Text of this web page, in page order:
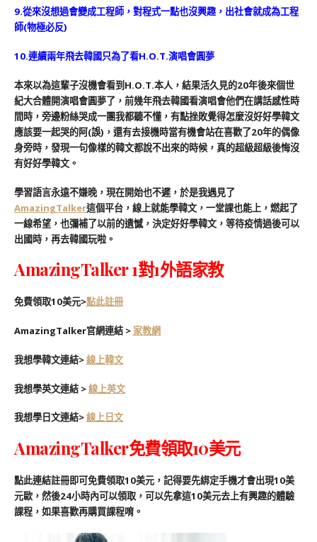
9.從來沒想過會變成工程師，對程式一點也沒興趣，出社會就成為工程
師(物極必反)
10.連續兩年飛去韓國只為了看H.O.T.演唱會圓夢
本來以為這輩子沒機會看到H.O.T.本人，結果活久見的20年後來個世
紀大合體開演唱會圓夢了， 前幾年飛去韓國看演唱會他們在講話感性時
間時，旁邊粉絲哭成一團我都聽不懂，有點挫敗覺得怎麼沒好好學韓文
應該要一起哭的阿(誤)，還有去接機時當有機會站在喜歡了20年的偶像
身旁時，發現一句像樣的韓文都說不出來的時候，真的超級超級後悔沒
有好好學韓文。
學習語言永遠不嫌晚，現在開始也不遲，於是我遇見了
AmazingTalker這個平台，線上就能學韓文，一堂課也能上，燃起了
一線希望，也彌補了以前的遺憾，決定好好學韓文，等待疫情過後可以
出國時，再去韓國玩啦。
AmazingTalker 1對1外語家教
免費領取10美元>點此註冊
AmazingTalker官網連結 > 家教網
我想學韓文連結>線上韓⽂
我想學英文連結 >線上英文
我想學日文連結>線上⽇⽂
AmazingTalker免費領取10美元
點此連結註冊即可免費領取10美元，記得要先綁定手機才會出現10美
元歐，然後24小時內可以領取，可以先拿這10美元去上有興趣的體驗
課程，如果喜歡再購買課程唷。